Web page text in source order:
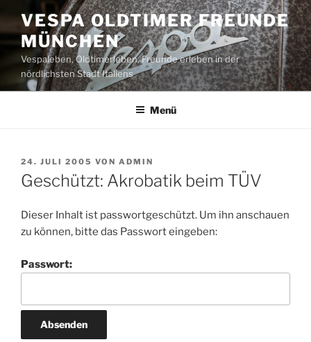
Inhalt
springen
VESPA OLDTIMER FREUNDE
MÜNCHEN
Vespaleben, Oldtimerleben, Freunde erleben in der
nördlichsten Stadt Italiens
Menü
VERÖFFENTLICHT
AM
24. JULI 2005 VON ADMIN
Geschützt: Akrobatik beim TÜV
Dieser Inhalt ist passwortgeschützt. Um ihn anschauen
zu können, bitte das Passwort eingeben:
Passwort: